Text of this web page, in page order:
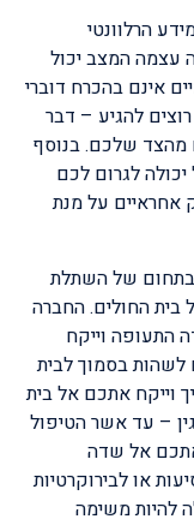
הרלוונטי
עצמה המצב יכול
אינם בהכרח דוברי
להגיע – דבר
מהצד שלכם. בנוסף
לגרום לכם
אחראיים על מנת
של השתלת
בית החולים. החברה
התעופה וייקח
בסמוך לבית
וייקח אתכם אל בית
– עד אשר הטיפול
אתכם אל שדה
או לבירוקרטיות
להיות משימה